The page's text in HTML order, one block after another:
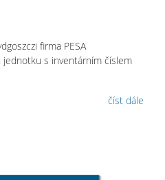
firma PESA
jednotku s inventárním číslem
číst dále